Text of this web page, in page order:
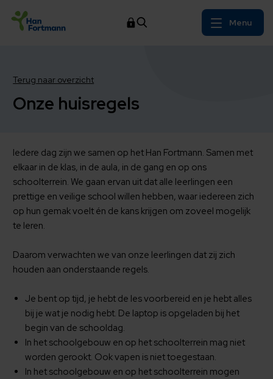
Menu
Terug naar overzicht
Onze huisregels
Iedere dag zijn we samen op het Han Fortmann. Samen met
elkaar in de klas, in de aula, in de gang en op ons
schoolterrein. We gaan ervan uit dat alle leerlingen een
prettige en veilige school willen hebben, waar iedereen zich
op hun gemak voelt én de kans krijgen om zoveel mogelijk
te leren.
Daarom verwachten we van onze leerlingen dat zij zich
houden aan onderstaande regels.
Je bent op tijd, je hebt de les voorbereid en je hebt alles
bij je wat je nodig hebt. De laptop is opgeladen bij het
begin van de schooldag.
In het schoolgebouw en op het schoolterrein mag niet
worden gerookt. Ook vapen is niet toegestaan.
In het schoolgebouw en op het schoolterrein mogen